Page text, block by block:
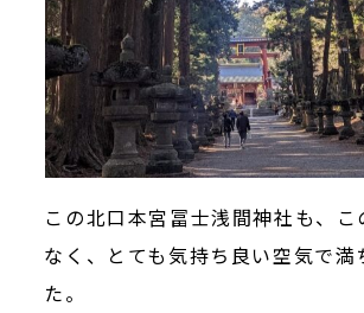
この北口本宮冨士浅間神社も、こ
なく、とても気持ち良い空気で満
た。